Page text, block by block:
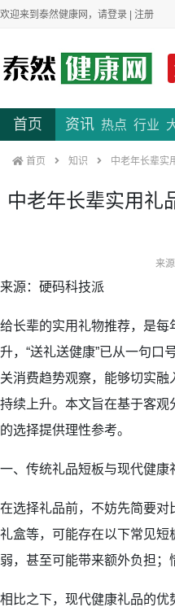
欢迎来到泰然健康网，请登录 | 注册
首页 资讯 热点 行业
首页 知识 中老年长辈实
中老年长辈实用礼
来源
来源：硬码科技派
给长辈的实用礼物推荐，是
升，“送礼送健康”已从一句口
关消费趋势观察，能够切实
持续上升。本文旨在基于客
的选择提供理性参考。
一、传统礼品短板与现代健康
在选择礼品前，不妨先简要
礼盒等，可能存在以下常见
弱，甚至可能带来额外负担
相比之下，现代健康礼品的